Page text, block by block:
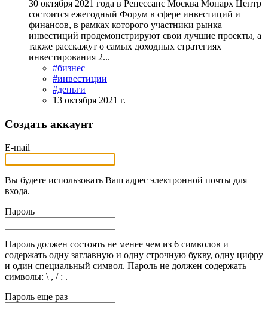
30 октября 2021 года в Ренессанс Москва Монарх Центр
состоится ежегодный Форум в сфере инвестиций и
финансов, в рамках которого участники рынка
инвестиций продемонстрируют свои лучшие проекты, а
также расскажут о самых доходных стратегиях
инвестирования 2...
#бизнес
#инвестиции
#деньги
13 октября 2021 г.
Создать аккаунт
E-mail
Вы будете использовать Ваш адрес электронной почты для
входа.
Пароль
Пароль должен состоять не менее чем из 6 символов и
содержать одну заглавную и одну строчную букву, одну цифру
и один специальный символ. Пароль не должен содержать
символы: \ , / : .
Пароль еще раз